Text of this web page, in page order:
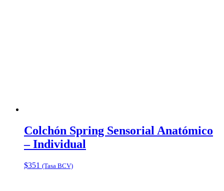
Colchón Spring Sensorial Anatómico
– Individual
$351 (Tasa BCV)